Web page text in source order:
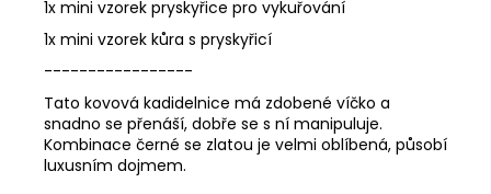
1x mini vzorek pryskyřice pro vykuřování
1x mini vzorek kůra s pryskyřicí
-----------------
Tato kovová kadidelnice má zdobené víčko a
snadno se přenáší, dobře se s ní manipuluje.
Kombinace černé se zlatou je velmi oblíbená, působí
luxusním dojmem.